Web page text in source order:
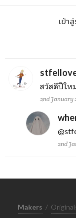
เข้า
สวัสดีปีให
2nd January
2nd
Makers /